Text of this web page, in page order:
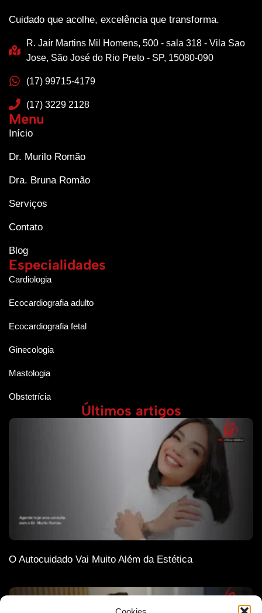
Cuidado que acolhe, excelência que transforma.
R. Jaír Martins Mil Homens, 500 - sala 318 - Vila Sao
Jose, São José do Rio Preto - SP, 15080-090
(17) 99715-4179
(17) 3229 2128
Menu
Início
Dr. Murilo Romão
Dra. Bruna Romão
Serviços
Contato
Blog
Especialidades
Cardiologia
Ecocardiografia adulto
Ecocardiografia fetal
Ginecologia
Mastologia
Obstetrícia
Últimos artigos
O Autocuidado Vai Muito Além da Estética